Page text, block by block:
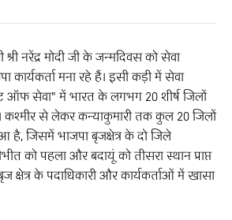
श्री नरेंद्र मोदी जी के जन्मदिवस को सेवा
कार्यकर्ता मना रहे हैं। इसी कड़ी में सेवा
ऑफ सेवा" में भारत के लगभग 20 शीर्ष जिलों
कश्मीर से लेकर कन्याकुमारी तक कुल 20 जिलों
है, जिसमें भाजपा बृजक्षेत्र के दो जिले
को पहला और बदायूं को तीसरा स्थान प्राप्त
के पदाधिकारी और कार्यकर्ताओं में खासा